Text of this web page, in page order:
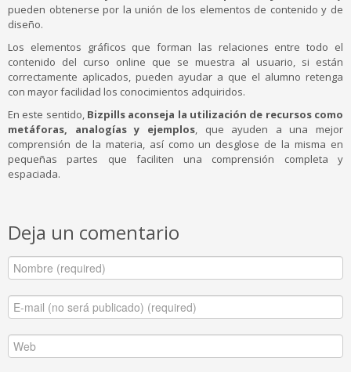
pueden obtenerse por la unión de los elementos de contenido y de
diseño.
Los elementos gráficos que forman las relaciones entre todo el
contenido del curso online que se muestra al usuario, si están
correctamente aplicados, pueden ayudar a que el alumno retenga
con mayor facilidad los conocimientos adquiridos.
En este sentido, Bizpills aconseja la utilización de recursos como
metáforas, analogías y ejemplos, que ayuden a una mejor
comprensión de la materia, así como un desglose de la misma en
pequeñas partes que faciliten una comprensión completa y
espaciada.
Deja un comentario